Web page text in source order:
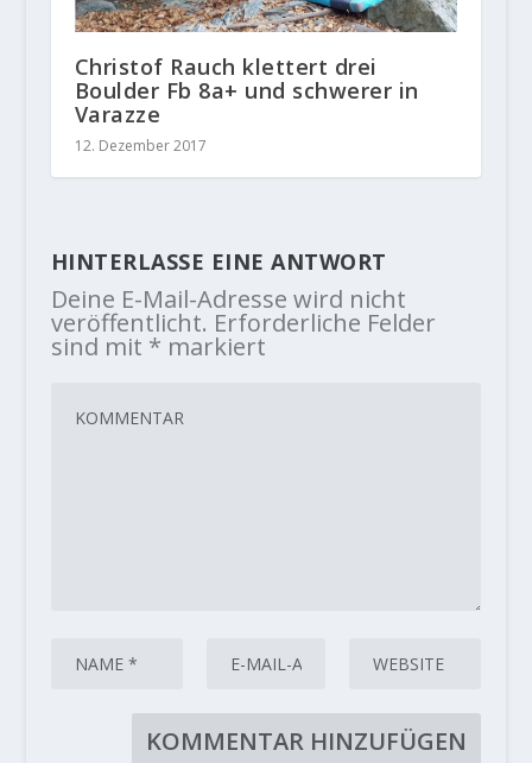
Christof Rauch klettert drei
Boulder Fb 8a+ und schwerer in
Varazze
12. Dezember 2017
HINTERLASSE EINE ANTWORT
Deine E-Mail-Adresse wird nicht
veröffentlicht. Erforderliche Felder
sind mit * markiert